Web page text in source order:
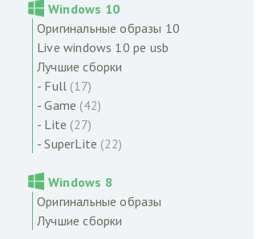
Windows 10
Оригинальные образы 10
Live windows 10 pe usb
Лучшие сборки
- Full (17)
- Game (42)
- Lite (27)
- SuperLite (22)
Windows 8
Оригинальные образы
Лучшие сборки